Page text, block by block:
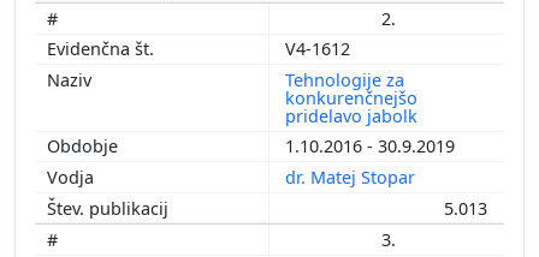
2.
V4-1612
Tehnologije za
konkurenčnejšo
pridelavo jabolk
1.10.2016 - 30.9.2019
dr. Matej Stopar
5.013
3.